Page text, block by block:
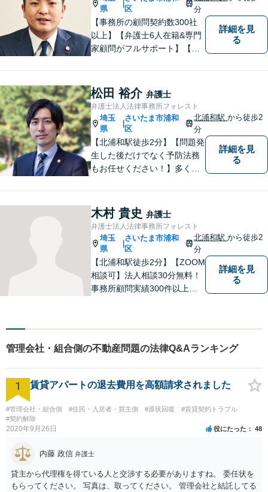
県
|
区
分
【事務所の顧問契約数300社
以上】【弁護士6人在籍&専門
家顧問がフルサポート】【北
護士が労働雇用、債権回収、
商取引問題などに対応しま
す。中小企業さま、個人事業
主さまからのご相談に注力
【初回面談無料】
詳細を見
る
松田 裕介 弁護士
弁護士法人法律事務所フォレスト
埼玉
県
|
さいたま市浦和
区
北浦和駅から徒歩2
分
【北浦和駅徒歩2分】【問題発
生した後だけでなく予防法務
もお任せください！】多くの
サービスを届けます。「どの
ような案件に対してもご依頼
者様に寄り添って真摯に対応
すること」がモットーです。
【完全個室】
詳細を見
る
木村 貴史 弁護士
弁護士法人法律事務所フォレスト
埼玉
県
|
さいたま市浦和
区
北浦和駅から徒歩2
分
【北浦和駅徒歩2分】【ZOOM
相談可】法人相談30分無料！
事務所顧問実績300件以上！
るよう尽力いたします！業種
ごとに専門化したチームでの
サポート体制あり！ぜひ一度
ご相談ください。
詳細を見
る
管理会社・組合側の不動産問題の法律Q&Aランキング
1 賃貸アパートの退去費用を高額請求されました
#管理会社・組合側 #住民・入居者・買主側 #原状回復
#賃貸契約トラブル
#契約解除
2020年9月26日 役にたった 48
内藤 政信 弁護士
貸主から代理権を得ている人と交渉する必要がありますね。 委任状を
もらってください。 写真は、取ってください。 管理会社と結託してる